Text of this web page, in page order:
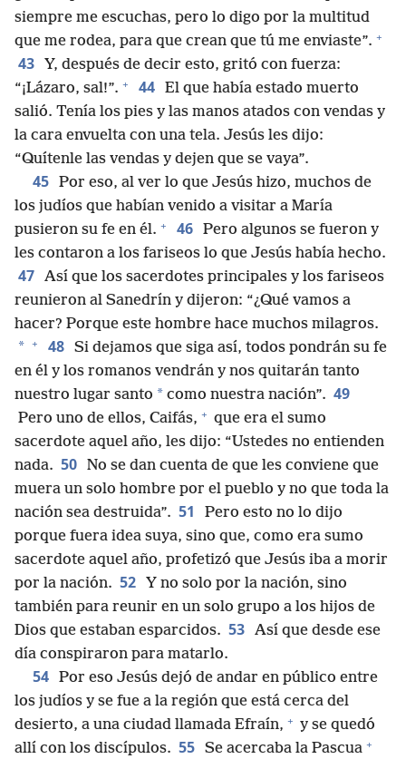
siempre me escuchas, pero lo digo por la multitud
que me rodea, para que crean que tú me enviaste”. +
43
Y, después de decir esto, gritó con fuerza:
“¡Lázaro, sal!”. + 44 El que había estado muerto
salió. Tenía los pies y las manos atados con vendas y
la cara envuelta con una tela. Jesús les dijo:
“Quítenle las vendas y dejen que se vaya”.
45 Por eso, al ver lo que Jesús hizo, muchos de
los judíos que habían venido a visitar a María
pusieron su fe en él. + 46 Pero algunos se fueron y
les contaron a los fariseos lo que Jesús había hecho.
47 Así que los sacerdotes principales y los fariseos
reunieron al Sanedrín y dijeron: “¿Qué vamos a
hacer? Porque este hombre hace muchos milagros.
* + 48 Si dejamos que siga así, todos pondrán su fe
en él y los romanos vendrán y nos quitarán tanto
nuestro lugar santo * como nuestra nación”. 49
Pero uno de ellos, Caifás, + que era el sumo
sacerdote aquel año, les dijo: “Ustedes no entienden
nada. 50 No se dan cuenta de que les conviene que
muera un solo hombre por el pueblo y no que toda la
nación sea destruida”. 51
Pero esto no lo dijo
porque fuera idea suya, sino que, como era sumo
sacerdote aquel año, profetizó que Jesús iba a morir
por la nación. 52
Y no solo por la nación, sino
también para reunir en un solo grupo a los hijos de
Dios que estaban esparcidos. 53 Así que desde ese
día conspiraron para matarlo.
54 Por eso Jesús dejó de andar en público entre
los judíos y se fue a la región que está cerca del
desierto, a una ciudad llamada Efraín, + y se quedó
allí con los discípulos. 55 Se acercaba la Pascua +